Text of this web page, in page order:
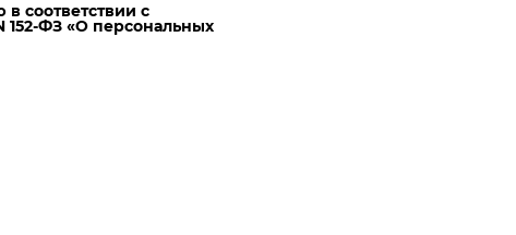
соответствии с
152-ФЗ «О персональных